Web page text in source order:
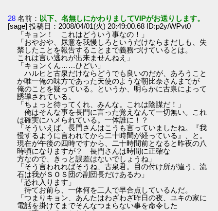
28 名前： 以下、名無しにかわりましてVIPがお送りします。
[sage] 投稿日：2008/04/01(火) 20:49:00.68 ID:p2y/WPvt0
「キョン！ これはどういう事なの！」
「おやおや、尿意を我慢しろというだけならまだしも、失
禁したことを報告することまで義務づけているとは。
これは言い逃れが出来ませんねえ」
「キョンくん……ひどい」
ハルヒと古泉だけならどうでも良いのだが、あろうこと
か唯一俺の味方であった天使のような朝比奈さんまでが
俺のことを疑っている。というか、明らかに古泉によって
誘導されている。
「ちょっと待ってくれ、みんな。これは陰謀だ！」
俺はそんな事を長門に言った覚えなんて一切無い。これ
は確実にハメられている。一体誰に！？
「そういえば、長門さんはこうも言っていましたね。『我
慢するように言われてから二十時間が経っている』、と。
現在が午後の四時ですから、二十時間前となると昨夜の八
時頃になりますが？ 長門さんは時間に正確な
方なので、きっと誤差はないでしょうね」
「そう言われればそうね、古泉君。目の付け所が違う、流
石は我がＳＯＳ団の副団長だけあるわ」
「恐れ入ります」
待てお前ら、一体何を二人で早合点しているんだ。
「つまりキョン、あんたはわざわざ昨日の夜、ユキの家に
電話を掛けてまでそんなつまらない事を命令した